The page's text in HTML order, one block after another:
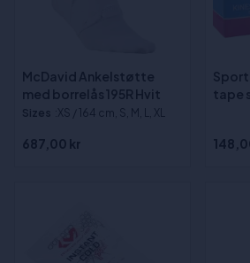
McDavid Ankelstøtte
med borrelås 195R Hvit
Sizes :XS / 164 cm, S, M, L, XL
687,00 kr
tape